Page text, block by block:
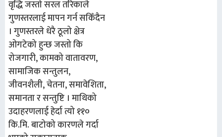
वृद्धि जस्तो सरल तरिकाले
गुणस्तरलाई मापन गर्न सकिँदैन
। गुणस्तरले धेरै ठूलो क्षेत्र
ओगटेको हुन्छ जस्तो कि
रोजगारी, कामको वातावरण,
सामाजिक सन्तुलन,
जीवनशैली, चेतना, समावेशिता,
समानता र सन्तुष्टि । माथिको
उदाहरणलाई हेर्दा त्यो ११०
कि.मि. बाटोको कारणले गर्दा